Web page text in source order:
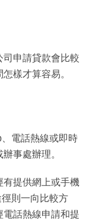
司申請貸款會比較
樣才算容易。
電話熱線或即時
事處辦理。
有提供網上或手機
則一向比較方
話熱線申請和提